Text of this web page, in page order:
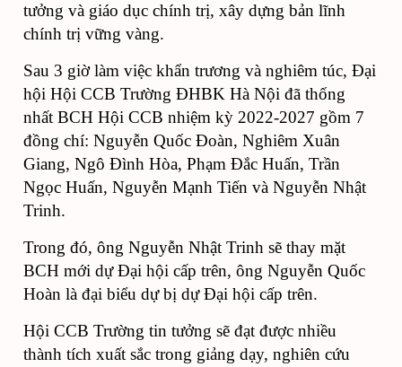
tưởng và giáo dục chính trị, xây dựng bản lĩnh
chính trị vững vàng.
Sau 3 giờ làm việc khẩn trương và nghiêm túc, Đại
hội Hội CCB Trường ĐHBK Hà Nội đã thống
nhất BCH Hội CCB nhiệm kỳ 2022-2027 gồm 7
đồng chí: Nguyễn Quốc Đoàn, Nghiêm Xuân
Giang, Ngô Đình Hòa, Phạm Đắc Huấn, Trần
Ngọc Huấn, Nguyễn Mạnh Tiến và Nguyễn Nhật
Trinh.
Trong đó, ông Nguyễn Nhật Trinh sẽ thay mặt
BCH mới dự Đại hội cấp trên, ông Nguyễn Quốc
Hoàn là đại biểu dự bị dự Đại hội cấp trên.
Hội CCB Trường tin tưởng sẽ đạt được nhiều
thành tích xuất sắc trong giảng dạy, nghiên cứu